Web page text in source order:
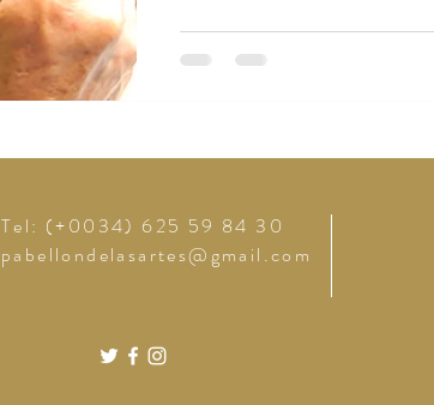
Tel: (+0034) 625 59 84 30
pabellondelasartes@gmail.com